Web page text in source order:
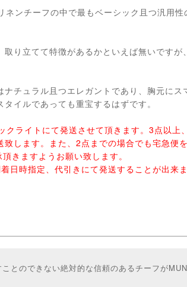
ンチーフの中で最もベーシック且つ汎用性
り立てて特徴があるかといえば無いですが
チュラル且つエレガントであり、胸元にス
イルであっても重宝するはずです。
ライトにて発送させて頂きます。3点以上
します。また、2点までの場合でも宅急便
きますようお願い致します。
日時指定、代引きにて発送することが出来
とのできない絶対的な信頼のあるチーフが